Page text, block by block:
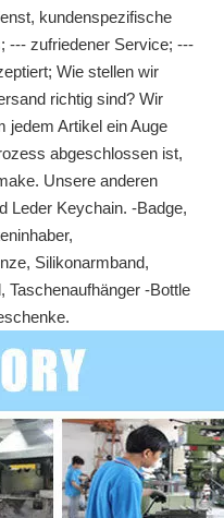
kundenspezifische
--- zufriedener Service; ---
Wie stellen wir
richtig sind? Wir
jedem Artikel ein Auge
abgeschlossen ist,
Unsere anderen
Leder Keychain. -Badge,
Silikonarmband,
Taschenaufhänger -Bottle